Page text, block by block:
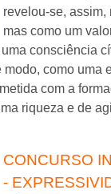
revelou-se,
mas como um
consciência
modo, como
com a
riqueza e de
CONCURSO
-